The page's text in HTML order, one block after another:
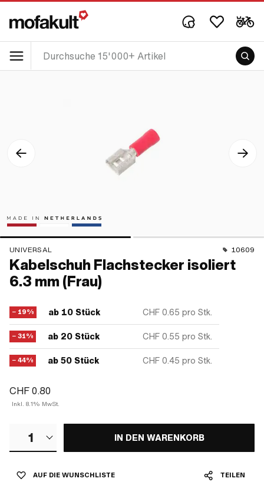
UNIVERSAL 10609
Kabelschuh Flachstecker isoliert
6.3 mm (Frau)
− 19% ab 10 Stück CHF 0.65 pro Stk.
− 31% ab 20 Stück CHF 0.55 pro Stk.
− 44% ab 50 Stück CHF 0.45 pro Stk.
CHF 0.80
Inkl. 8.1% MwSt.
1 IN DEN WARENKORB
AUF DIE WUNSCHLISTE TEILEN